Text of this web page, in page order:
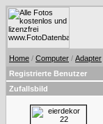
Home / Computer / Adapter
Registrierte Benutzer
Zufallsbild